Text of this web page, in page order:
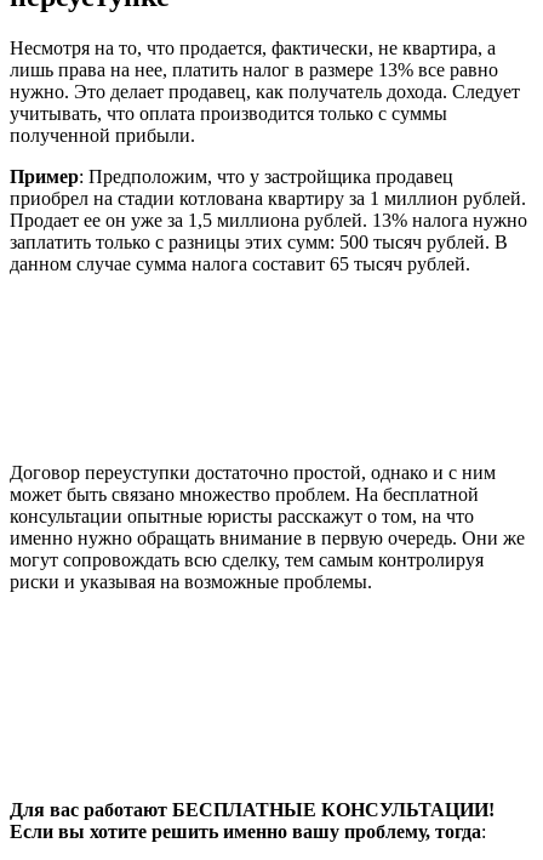
Несмотря на то, что продается, фактически, не квартира, а
лишь права на нее, платить налог в размере 13% все равно
нужно. Это делает продавец, как получатель дохода. Следует
учитывать, что оплата производится только с суммы
полученной прибыли.
Пример: Предположим, что у застройщика продавец
приобрел на стадии котлована квартиру за 1 миллион рублей.
Продает ее он уже за 1,5 миллиона рублей. 13% налога нужно
заплатить только с разницы этих сумм: 500 тысяч рублей. В
данном случае сумма налога составит 65 тысяч рублей.
Договор переуступки достаточно простой, однако и с ним
может быть связано множество проблем. На бесплатной
консультации опытные юристы расскажут о том, на что
именно нужно обращать внимание в первую очередь. Они же
могут сопровождать всю сделку, тем самым контролируя
риски и указывая на возможные проблемы.
Для вас работают БЕСПЛАТНЫЕ КОНСУЛЬТАЦИИ!
Если вы хотите решить именно вашу проблему, тогда: